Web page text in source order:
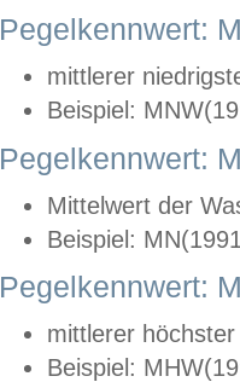
Pegelkennwert:
mittlerer
Beispiel:
Pegelkennwert:
Mittelwert der
Beispiel:
Pegelkennwert:
mittlerer
Beispiel: